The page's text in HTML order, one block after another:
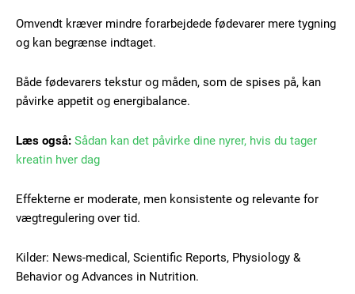
Free limited access
Gratis / forever
Nullam eu erat condimentum
Donec quis est ac felis
Omvendt kræver mindre forarbejdede fødevarer mere tygning
og kan begrænse indtaget.
Både fødevarers tekstur og måden, som de spises på, kan
påvirke appetit og energibalance.
Læs også: Sådan kan det påvirke dine nyrer, hvis du tager
kreatin hver dag
Effekterne er moderate, men konsistente og relevante for
vægtregulering over tid.
Kilder: News-medical, Scientific Reports, Physiology &
Behavior og Advances in Nutrition.